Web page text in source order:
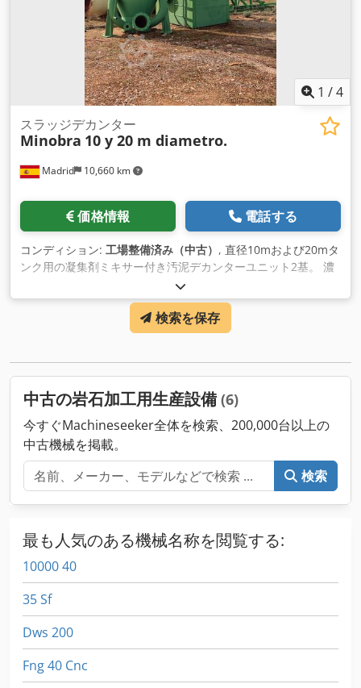
1 /4
Madrid 10,660 km
スラッジデカンター
Minobra 10 y 20 m diametro.
価格情報 電話する
コンディション: 工場整備済み（中古） , 直径10mおよび20mタ
ンク用の凝集剤ミキサー付き汚泥デカンターユニット2基。 濃
縮汚泥用ポンプ Cjdpfx Apju N Nnbedjha
検索を保存
中古の岩石加工用生産設備(6)
今すぐMachineseeker全体を検索、200,000台以上の
中古機械を掲載。
検索
最も人気のある機械名称を閲覧する:
10000 40
35 Sf
Dws 200
Fng 40 Cnc